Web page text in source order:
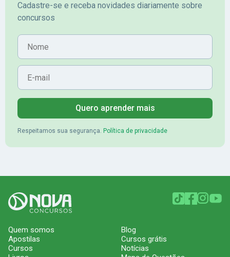
Cadastre-se e receba novidades diariamente sobre
concursos
Nome
E-mail
Quero aprender mais
Respeitamos sua segurança. Política de privacidade
Quem somos
Apostilas
Cursos
Blog
Cursos grátis
Notícias